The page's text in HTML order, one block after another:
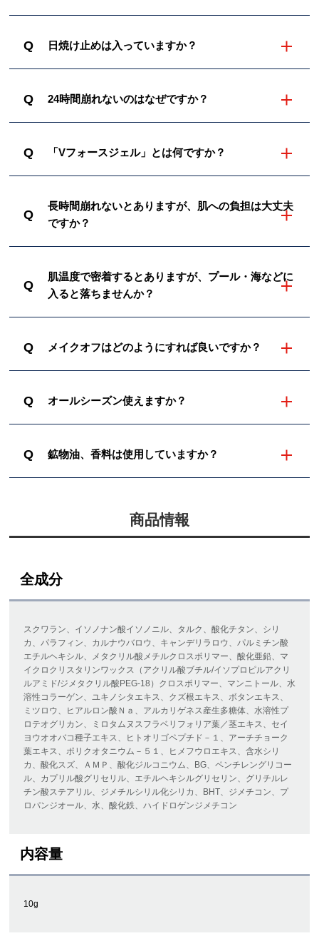
Q 日焼け止めは入っていますか？
Q 24時間崩れないのはなぜですか？
Q 「Vフォースジェル」とは何ですか？
Q
長時間崩れないとありますが、肌への負担は大丈夫
ですか？
Q
肌温度で密着するとありますが、プール・海などに
入ると落ちませんか？
Q メイクオフはどのようにすれば良いですか？
Q オールシーズン使えますか？
Q 鉱物油、香料は使用していますか？
商品情報
全成分
スクワラン、イソノナン酸イソノニル、タルク、酸化チタン、シリ
カ、パラフィン、カルナウバロウ、キャンデリラロウ、パルミチン酸
エチルヘキシル、メタクリル酸メチルクロスポリマー、酸化亜鉛、マ
イクロクリスタリンワックス（アクリル酸ブチル/イソプロピルアクリ
ルアミド/ジメタクリル酸PEG-18）クロスポリマー、マンニトール、水
溶性コラーゲン、ユキノシタエキス、クズ根エキス、ボタンエキス、
ミツロウ、ヒアルロン酸Ｎａ、アルカリゲネス産生多糖体、水溶性プ
ロテオグリカン、ミロタムヌスフラベリフォリア葉／茎エキス、セイ
ヨウオオバコ種子エキス、ヒトオリゴペプチド－１、アーチチョーク
葉エキス、ポリクオタニウム－５１、ヒメフウロエキス、含水シリ
カ、酸化スズ、ＡＭＰ、酸化ジルコニウム、BG、ペンチレングリコー
ル、カプリル酸グリセリル、エチルヘキシルグリセリン、グリチルレ
チン酸ステアリル、ジメチルシリル化シリカ、BHT、ジメチコン、プ
ロパンジオール、水、酸化鉄、ハイドロゲンジメチコン
内容量
10g